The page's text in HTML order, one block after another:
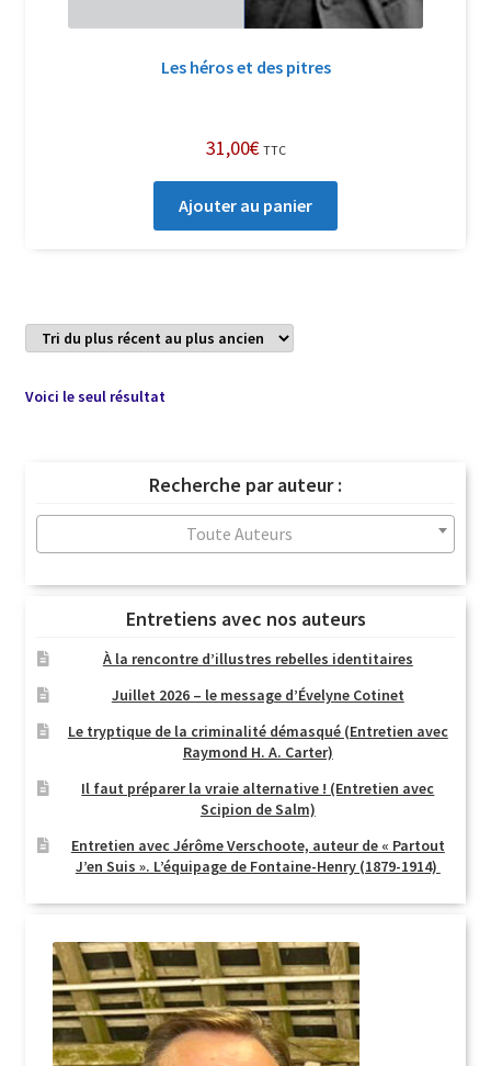
Les héros et des pitres
31,00€ TTC
Ajouter au panier
Voici le seul résultat
Recherche par auteur :
Toute Auteurs
Entretiens avec nos auteurs
À la rencontre d’illustres rebelles identitaires
Juillet 2026 – le message d’Évelyne Cotinet
Le tryptique de la criminalité démasqué (Entretien avec
Raymond H. A. Carter)
Il faut préparer la vraie alternative ! (Entretien avec
Scipion de Salm)
Entretien avec Jérôme Verschoote, auteur de « Partout
J’en Suis ». L’équipage de Fontaine-Henry (1879-1914)